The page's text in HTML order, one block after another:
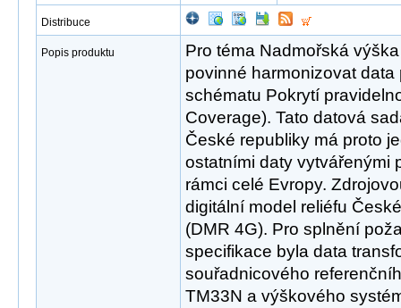
Distribuce
Popis produktu
Pro téma Nadmořská
povinné harmonizovat
schématu Pokrytí
Coverage). Tato datová
České republiky má proto
ostatními daty vytvářenými
rámci celé Evropy.
digitální model reliéfu
(DMR 4G). Pro splnění
specifikace byla data
souřadnicového
TM33N a výškového